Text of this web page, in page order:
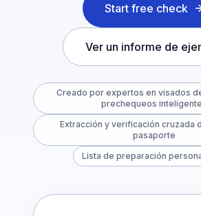
Start free check
Ver un informe de
Creado por expertos en visados
prechequeos
Extracción y verificación cruzada
pasaporte
Lista de preparación